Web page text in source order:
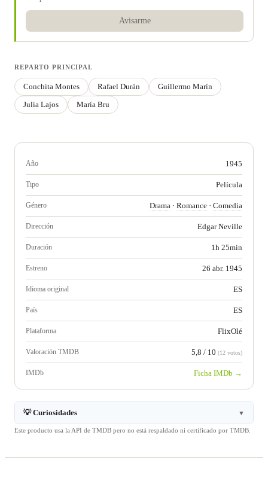
Avisarme
REPARTO PRINCIPAL
Conchita Montes Rafael Durán
Guillermo Marín
Julia Lajos
María Bru
Año 1945
Tipo Película
Género Drama · Romance · Comedia
Dirección Edgar Neville
Duración 1h 25min
Estreno 26 abr. 1945
Idioma original ES
País ES
Plataforma FlixOlé
Valoración TMDB 5,8 / 10 (12 votos)
IMDb Ficha IMDb →
💡 Curiosidades ▼
Este producto usa la API de TMDB pero no está respaldado ni certificado por TMDB.